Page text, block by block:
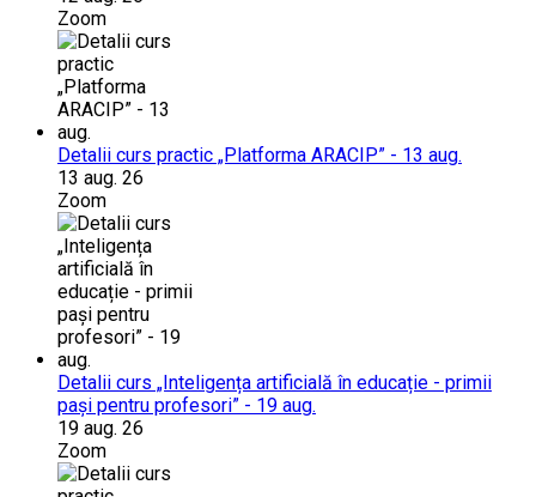
Zoom
Detalii curs practic „Platforma ARACIP” - 13 aug.
13 aug. 26
Zoom
Detalii curs „Inteligența artificială în educație - primii
pași pentru profesori” - 19 aug.
19 aug. 26
Zoom